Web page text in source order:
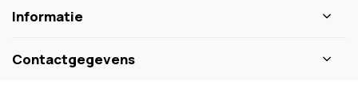
Informatie
Contactgegevens